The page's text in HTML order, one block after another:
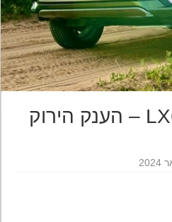
לקסוס LX600 VIP – הענק הירוק